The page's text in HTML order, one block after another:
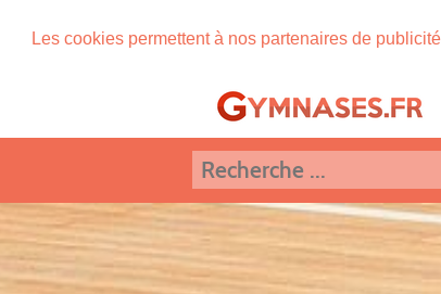
Les cookies permettent à nos partenaires de